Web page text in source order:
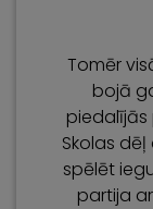
Tomēr
bojā
piedalījās
Skolas
spēlēt
partija